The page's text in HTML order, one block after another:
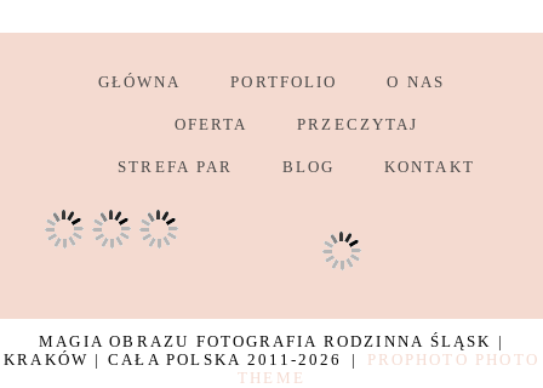
GŁÓWNA PORTFOLIO O NAS
OFERTA PRZECZYTAJ
STREFA PAR BLOG KONTAKT
MAGIA OBRAZU FOTOGRAFIA RODZINNA ŚLĄSK |
KRAKÓW | CAŁA POLSKA 2011-2026
|
PROPHOTO PHOTO
THEME